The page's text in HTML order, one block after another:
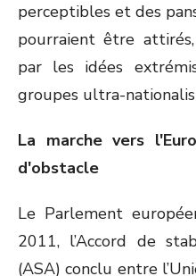
perceptibles et des
pourraient être
par les idées
groupes ultra-
La marche vers
d'obstacle
Le Parlement
2011, l’Accord de
(ASA) conclu entre